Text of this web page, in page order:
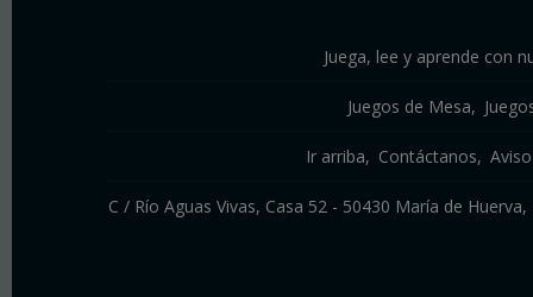
Juega, lee y aprende con
Juegos de Mesa
Ir arriba Contáctanos
C / Río Aguas Vivas, Casa 52 - 50430 María de